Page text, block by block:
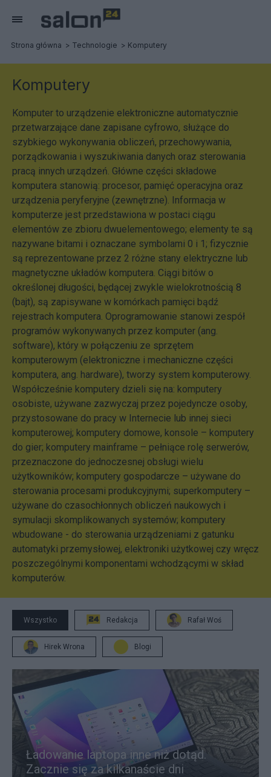
Strona główna Technologie Komputery
Komputery
Komputer to urządzenie elektroniczne automatycznie
przetwarzające dane zapisane cyfrowo, służące do
szybkiego wykonywania obliczeń, przechowywania,
porządkowania i wyszukiwania danych oraz sterowania
pracą innych urządzeń. Główne części składowe
komputera stanowią: procesor, pamięć operacyjna oraz
urządzenia peryferyjne (zewnętrzne). Informacja w
komputerze jest przedstawiona w postaci ciągu
elementów ze zbioru dwuelementowego; elementy te są
nazywane bitami i oznaczane symbolami 0 i 1; fizycznie
są reprezentowane przez 2 różne stany elektryczne lub
magnetyczne układów komputera. Ciągi bitów o
określonej długości, będącej zwykle wielokrotnością 8
(bajt), są zapisywane w komórkach pamięci bądź
rejestrach komputera. Oprogramowanie stanowi zespół
programów wykonywanych przez komputer (ang.
software), który w połączeniu ze sprzętem
komputerowym (elektroniczne i mechaniczne części
komputera, ang. hardware), tworzy system komputerowy.
Współcześnie komputery dzieli się na: komputery
osobiste, używane zazwyczaj przez pojedyncze osoby,
przystosowane do pracy w Internecie lub innej sieci
komputerowej; komputery domowe, konsole – komputery
do gier; komputery mainframe – pełniące rolę serwerów,
przeznaczone do jednoczesnej obsługi wielu
użytkowników; komputery gospodarcze – używane do
sterowania procesami produkcyjnymi; superkomputery –
używane do czasochłonnych obliczeń naukowych i
symulacji skomplikowanych systemów; komputery
wbudowane - do sterowania urządzeniami z gatunku
automatyki przemysłowej, elektroniki użytkowej czy wręcz
poszczególnymi komponentami wchodzącymi w skład
komputerów.
Wszystko Redakcja Rafał Woś
Hirek Wrona Blogi
Ładowanie laptopa inne niż dotąd.
Zacznie się za kilkanaście dni